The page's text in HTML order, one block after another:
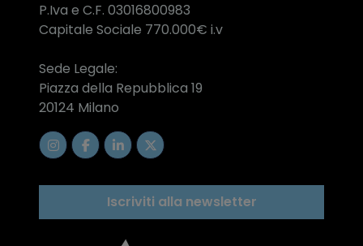
P.Iva e C.F. 03016800983
Capitale Sociale 770.000€ i.v
Sede Legale:
Piazza della Repubblica 19
20124 Milano
Iscriviti alla newsletter